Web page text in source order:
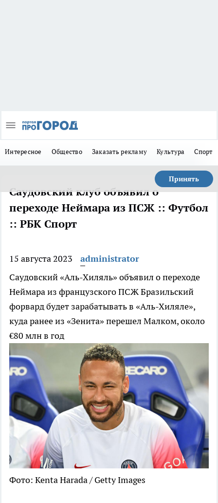
Интересное Общество Заказать рекламу Культура Спорт
Принять
Саудовский клуб объявил о
переходе Неймара из ПСЖ :: Футбол
:: РБК Спорт
15 августа 2023
administrator
Саудовский «Аль-Хиляль» объявил о переходе
Неймара из французского ПСЖБразильский
форвард будет зарабатывать в «Аль-Хиляле»,
куда ранее из «Зенита» перешел Малком, около
€80 млн в год
Фото: Kenta Harada / Getty Images